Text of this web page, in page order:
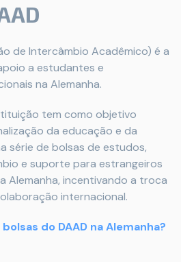
de Intercâmbio Acadêmico) é a
a estudantes e
na Alemanha.
tem como objetivo
da educação e da
série de bolsas de estudos,
e suporte para estrangeiros
Alemanha, incentivando a troca
internacional.
do DAAD na Alemanha?